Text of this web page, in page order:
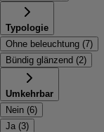
Typologie
Ohne beleuchtung (7)
Bündig glänzend (2)
Umkehrbar
Nein (6)
Ja (3)